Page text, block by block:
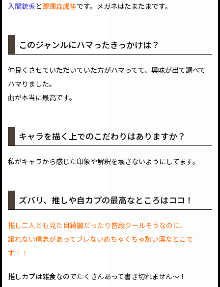
入間銃兎と躑躅森盧笙です。メガネはたまたまです。
このジャンルにハマったきっかけは？
仲良くさせていただいていた方がハマってて、興味が出て調べて
ハマりました。
曲が本当に最高です。
キャラを描く上でのこだわりはありますか？
私がキャラから感じた印象や解釈を壊さないようにしてます。
ズバリ、推しや自カプの最高なところはココ！
推し二人とも見た目綺麗だったり普段クールそうなのに、
譲れない信念があってブレないめちゃくちゃ熱い漢なとこで
す！！
推しカプは雑食なのでたくさんあって書き切れません〜！